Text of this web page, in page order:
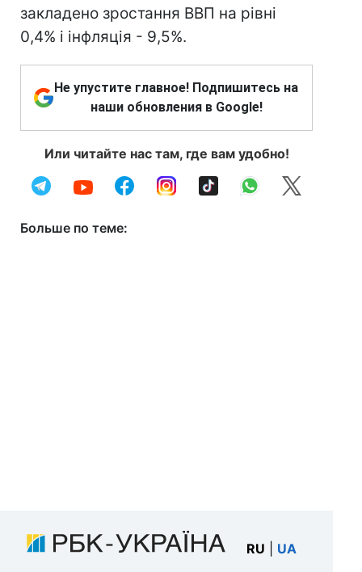
закладено зростання ВВП на рівні
0,4% і інфляція - 9,5%.
Не упустите главное! Подпишитесь на
наши обновления в Google!
Или читайте нас там, где вам удобно!
Больше по теме:
RU UA